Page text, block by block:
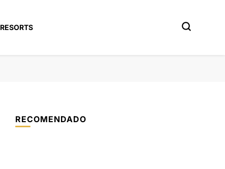
RESORTS
RECOMENDADO